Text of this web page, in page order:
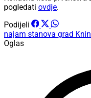
pogledati ovdje.
Podijeli
najam stanova grad Knin
Oglas